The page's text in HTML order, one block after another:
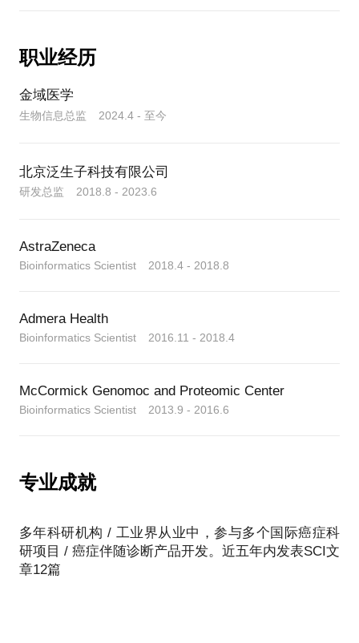
职业经历
金域医学
生物信息总监 2024.4 - 至今
北京泛生子科技有限公司
研发总监 2018.8 - 2023.6
AstraZeneca
Bioinformatics Scientist 2018.4 - 2018.8
Admera Health
Bioinformatics Scientist 2016.11 - 2018.4
McCormick Genomoc and Proteomic Center
Bioinformatics Scientist 2013.9 - 2016.6
专业成就
多年科研机构 / 工业界从业中，参与多个国际癌症科
研项目 / 癌症伴随诊断产品开发。近五年内发表SCI文
章12篇